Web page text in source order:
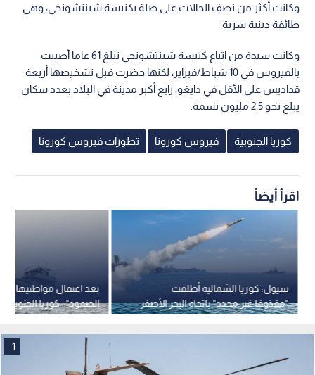
وكانت أكثر من نصف الحالات على صلة بكنيسة شينتشونجي، وهي
طائفة دينية سرية.
وكانت سيدة من اتباع كنيسة شينتشونجي تبلغ 61 عاما أصيبت
بالفيروس في 10 شباط/فبراير، لكنها حضرت قبل تشخيصها أربعة
قداديس على الأقل في دايغو، رابع أكبر مدينة في البلاد بعدد سكان
يبلغ نحو 2,5 مليون نسمة.
كوريا الجنوبية فيروس كورونا تطورات فيروس كورونا
اقرأ أيضاً
بعد اعتقال مواطنيها
الصمود".. كوريا الجنوبية
نتنياهو
سيول: كوريا الشمالية أطلقت
"مقذوفا غير محدد" باتجاه البحر الأصفر
1